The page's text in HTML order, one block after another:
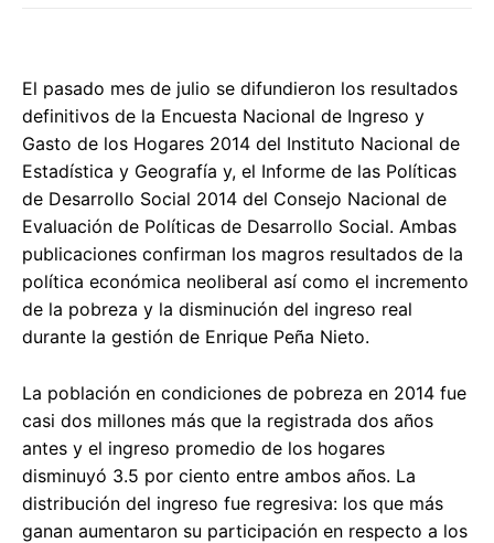
El pasado mes de julio se difundieron los resultados
definitivos de la Encuesta Nacional de Ingreso y
Gasto de los Hogares 2014 del Instituto Nacional de
Estadística y Geografía y, el Informe de las Políticas
de Desarrollo Social 2014 del Consejo Nacional de
Evaluación de Políticas de Desarrollo Social. Ambas
publicaciones confirman los magros resultados de la
política económica neoliberal así como el incremento
de la pobreza y la disminución del ingreso real
durante la gestión de Enrique Peña Nieto.
La población en condiciones de pobreza en 2014 fue
casi dos millones más que la registrada dos años
antes y el ingreso promedio de los hogares
disminuyó 3.5 por ciento entre ambos años. La
distribución del ingreso fue regresiva: los que más
ganan aumentaron su participación en respecto a los